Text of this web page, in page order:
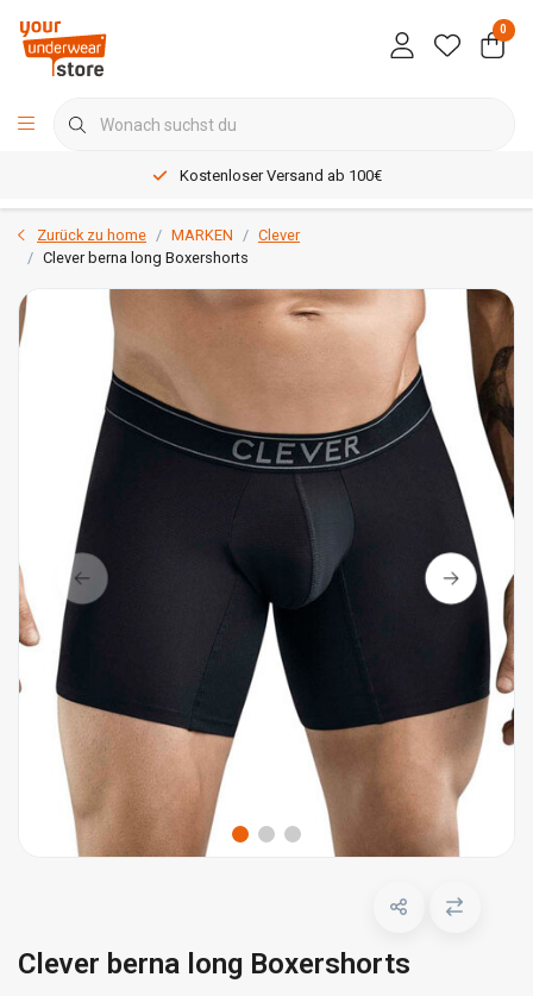
0
Kostenloser Versand ab 100€
Zurück zu home MARKEN
Clever
Clever berna long Boxershorts
Clever berna long Boxershorts